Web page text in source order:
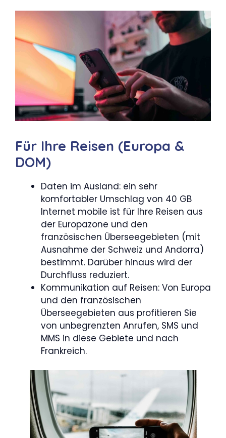
Für Ihre Reisen (Europa &
DOM)
Daten im Ausland: ein sehr
komfortabler Umschlag von 40 GB
Internet mobile ist für Ihre Reisen aus
der Europazone und den
französischen Überseegebieten (mit
Ausnahme der Schweiz und Andorra)
bestimmt. Darüber hinaus wird der
Durchfluss reduziert.
Kommunikation auf Reisen: Von Europa
und den französischen
Überseegebieten aus profitieren Sie
von unbegrenzten Anrufen, SMS und
MMS in diese Gebiete und nach
Frankreich.